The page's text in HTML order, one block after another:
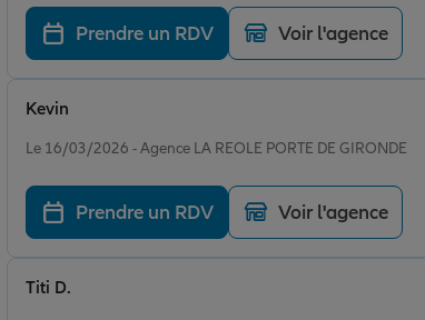
Prendre un RDV Voir l'agence
Le 16/03/2026 - Agence LA REOLE PORTE DE GIRONDE
Kevin
Prendre un RDV Voir l'agence
Titi D.